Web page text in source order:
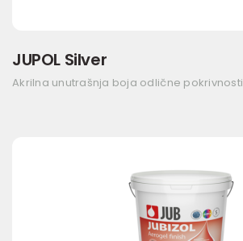
JUPOL Silver
Akrilna unutrašnja boja odlične pokrivnosti